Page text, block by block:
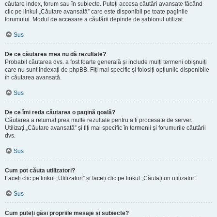
căutare index, forum sau în subiecte. Puteți accesa căutări avansate făcând
clic pe linkul „Căutare avansată” care este disponibil pe toate paginile
forumului. Modul de accesare a căutării depinde de șablonul utilizat.
Sus
De ce căutarea mea nu dă rezultate?
Probabil căutarea dvs. a fost foarte generală și include mulți termeni obișnuiți
care nu sunt indexați de phpBB. Fiți mai specific și folosiți opțiunile disponibile
în căutarea avansată.
Sus
De ce îmi reda căutarea o pagină goală?
Căutarea a returnat prea multe rezultate pentru a fi procesate de server.
Utilizați „Căutare avansată” și fiți mai specific în termenii și forumurile căutării
dvs.
Sus
Cum pot căuta utilizatori?
Faceți clic pe linkul „Utilizatori” și faceți clic pe linkul „Căutați un utilizator”.
Sus
Cum puteți găsi propriile mesaje și subiecte?